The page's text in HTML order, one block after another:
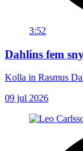
3:52
Dahlins fem
Kolla in Rasmus
09 jul 2026